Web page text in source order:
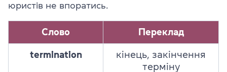
юристів не впоратись.
Слово Переклад
termination
кінець, закінчення
терміну